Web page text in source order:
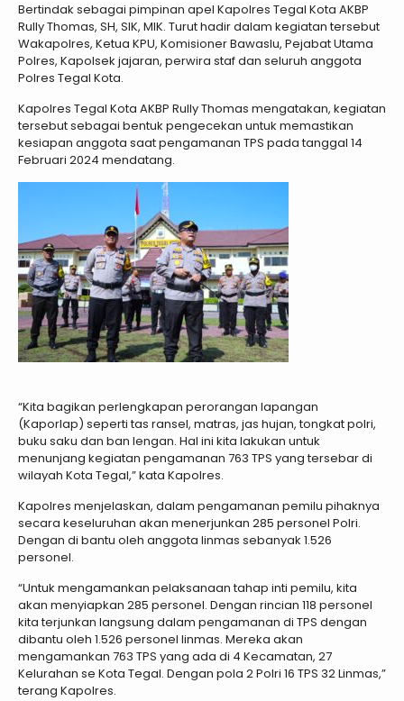
Bertindak sebagai pimpinan apel Kapolres Tegal Kota AKBP
Rully Thomas, SH, SIK, MIK. Turut hadir dalam kegiatan tersebut
Wakapolres, Ketua KPU, Komisioner Bawaslu, Pejabat Utama
Polres, Kapolsek jajaran, perwira staf dan seluruh anggota
Polres Tegal Kota.
Kapolres Tegal Kota AKBP Rully Thomas mengatakan, kegiatan
tersebut sebagai bentuk pengecekan untuk memastikan
kesiapan anggota saat pengamanan TPS pada tanggal 14
Februari 2024 mendatang.
“Kita bagikan perlengkapan perorangan lapangan
(Kaporlap) seperti tas ransel, matras, jas hujan, tongkat polri,
buku saku dan ban lengan. Hal ini kita lakukan untuk
menunjang kegiatan pengamanan 763 TPS yang tersebar di
wilayah Kota Tegal,” kata Kapolres.
Kapolres menjelaskan, dalam pengamanan pemilu pihaknya
secara keseluruhan akan menerjunkan 285 personel Polri.
Dengan di bantu oleh anggota linmas sebanyak 1.526
personel.
“Untuk mengamankan pelaksanaan tahap inti pemilu, kita
akan menyiapkan 285 personel. Dengan rincian 118 personel
kita terjunkan langsung dalam pengamanan di TPS dengan
dibantu oleh 1.526 personel linmas. Mereka akan
mengamankan 763 TPS yang ada di 4 Kecamatan, 27
Kelurahan se Kota Tegal. Dengan pola 2 Polri 16 TPS 32 Linmas,”
terang Kapolres.